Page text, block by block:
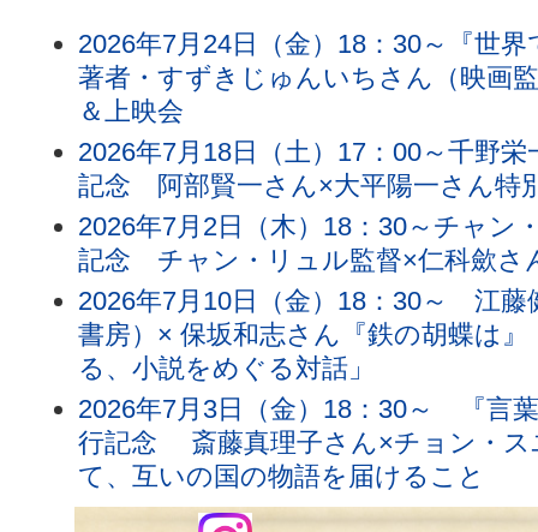
2026年7月24日（金）18：30～『世
著者・すずきじゅんいちさん（映画
＆上映会
2026年7月18日（土）17：00～千野
記念 阿部賢一さん×大平陽一さん特
2026年7月2日（木）18：30～チャン
記念 チャン・リュル監督×仁科歛さ
2026年7月10日（金）18：30～ 江
書房）× 保坂和志さん『鉄の胡蝶は
る、小説をめぐる対話」
2026年7月3日（金）18：30～ 『言
行記念 斎藤真理子さん×チョン・
て、互いの国の物語を届けること